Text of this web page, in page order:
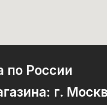
по России
г.